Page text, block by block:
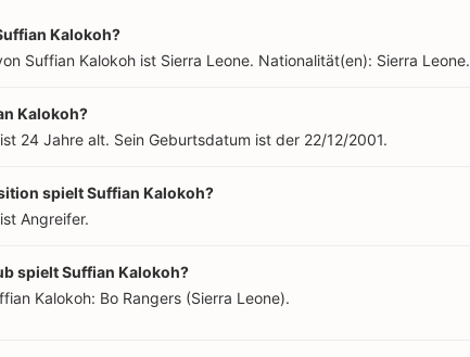
Kalokoh?
Suffian Kalokoh ist Sierra Leone. Nationalität(en): Sierra Leone.
Kalokoh?
24 Jahre alt. Sein Geburtsdatum ist der 22/12/2001.
spielt Suffian Kalokoh?
Angreifer.
spielt Suffian Kalokoh?
Kalokoh: Bo Rangers (Sierra Leone).